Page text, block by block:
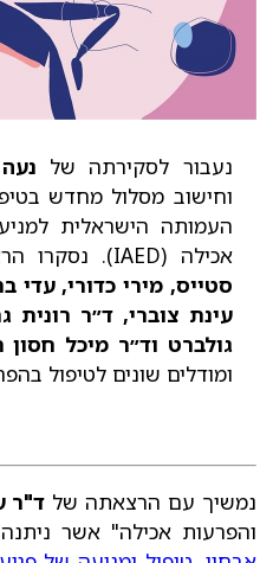
נעבור לסקירתה של
וחישוב מסלול מחדש
העמותה הישראלית
אכילה (IAED). נסקרו הרצאותיהם של
סטייס, מירי כדורי, עדי
עינת צוברי, ד״ר רונית
גולברט וד״ר מיכל חסון
ומודלים שונים לטיפול
נמשיך עם הרצאתה של ד"ר
והפרעות אכילה" אשר